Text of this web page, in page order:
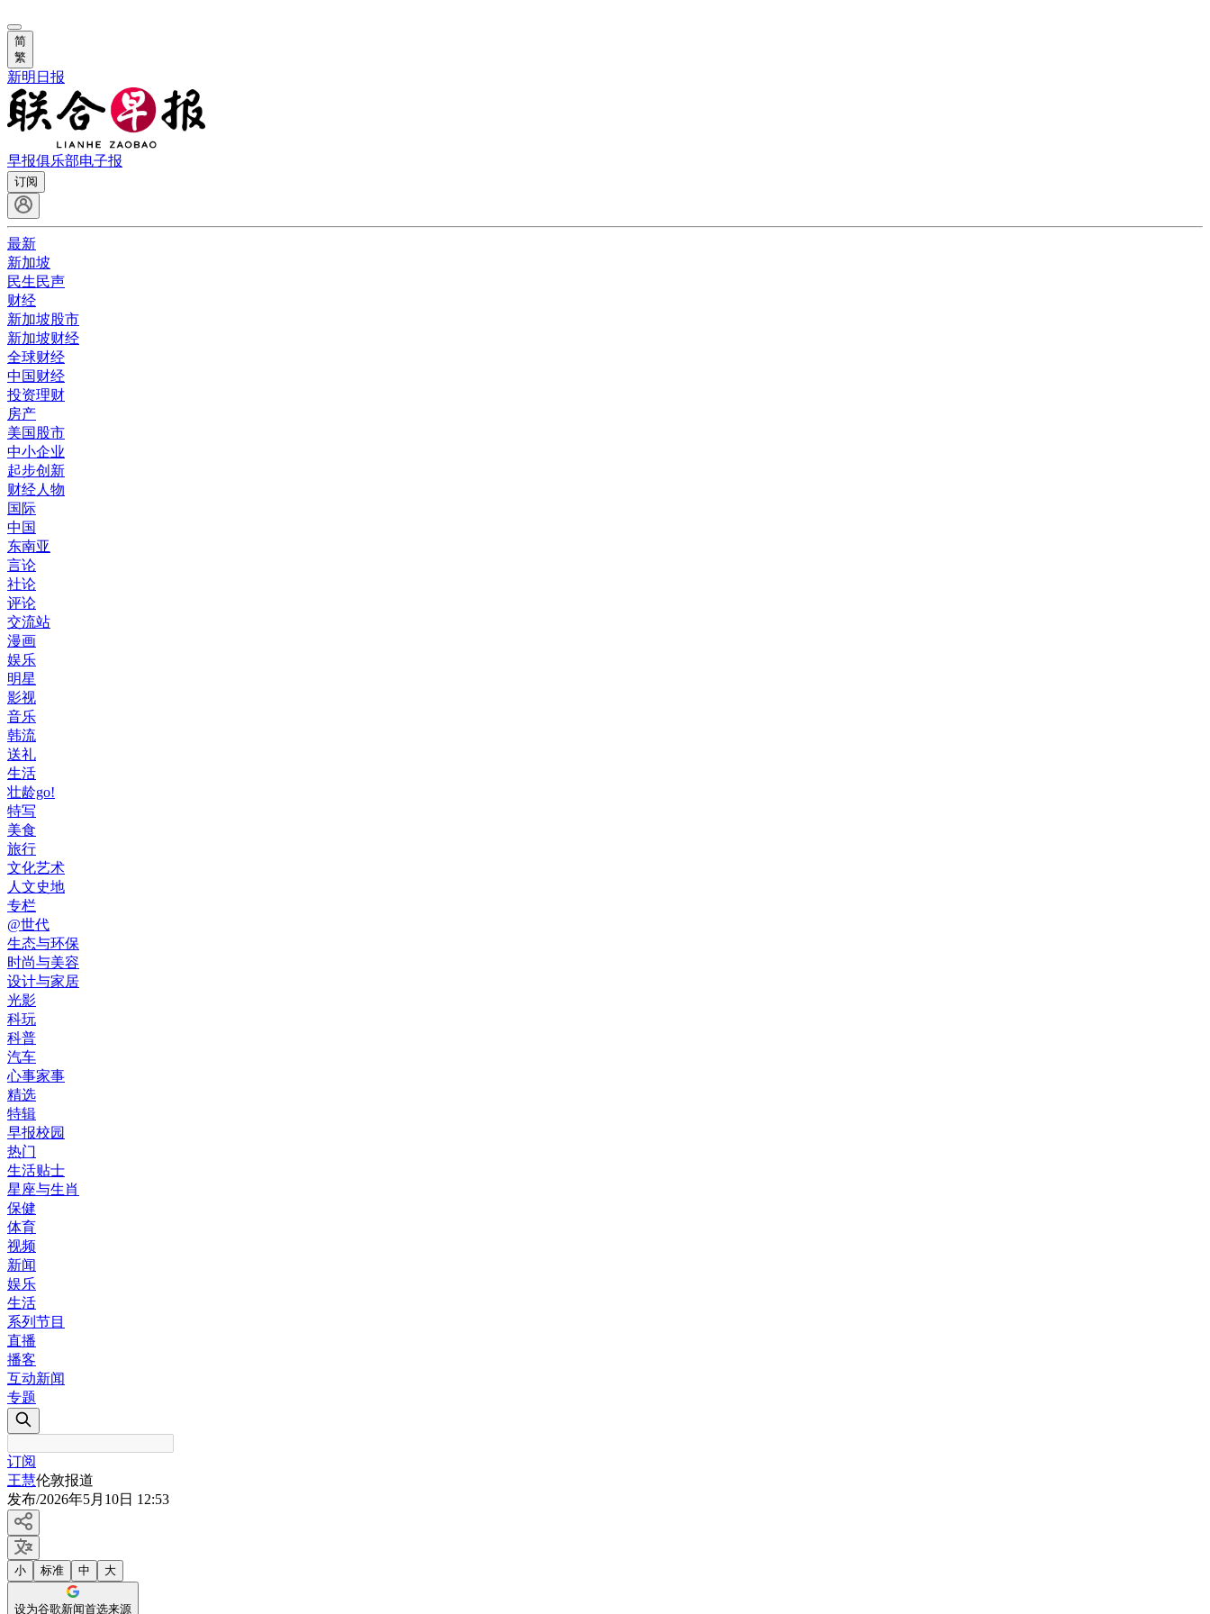
简
繁
新明日报
早报俱乐部电子报
订阅
最新
新加坡
民生民声
财经
新加坡股市
新加坡财经
全球财经
中国财经
投资理财
房产
美国股市
中小企业
起步创新
财经人物
国际
中国
东南亚
言论
社论
评论
交流站
漫画
娱乐
明星
影视
音乐
韩流
送礼
生活
壮龄go!
特写
美食
旅行
文化艺术
人文史地
专栏
@世代
生态与环保
时尚与美容
设计与家居
光影
科玩
科普
汽车
心事家事
精选
特辑
早报校园
热门
生活贴士
星座与生肖
保健
体育
视频
新闻
娱乐
生活
系列节目
直播
播客
互动新闻
专题
订阅
王慧伦敦报道
发布/2026年5月10日 12:53
小 标准 中 大
设为谷歌新闻首选来源